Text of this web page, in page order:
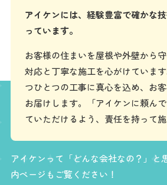
アイケンには、経験豊富で確かな
っています。
お客様の住まいを屋根や外壁から
対応と丁寧な施工を心がけていま
つひとつの工事に真心を込め、お
お届けします。「アイケンに頼ん
ていただけるよう、責任を持って施
アイケンって「どんな会社なの？」と
内ページもご覧ください！